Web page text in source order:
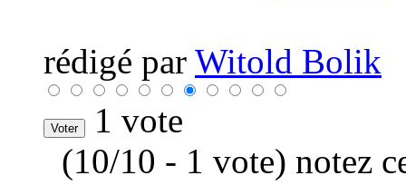
rédigé par Witold Bolik
1 vote
(10/10 - 1 vote) notez